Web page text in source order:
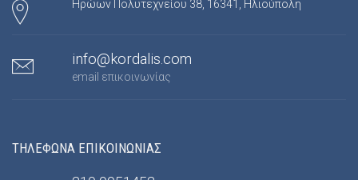
Ηρώων Πολυτεχνείου 38, 16341, Ηλιούπολη
info@kordalis.com
email επικοινωνίας
ΤΗΛΕΦΩΝΑ ΕΠΙΚΟΙΝΩΝΙΑΣ